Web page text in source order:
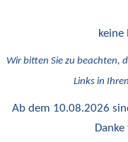
keine
Wir bitten Sie zu beachten,
Links in
Ab dem 10.08.2026